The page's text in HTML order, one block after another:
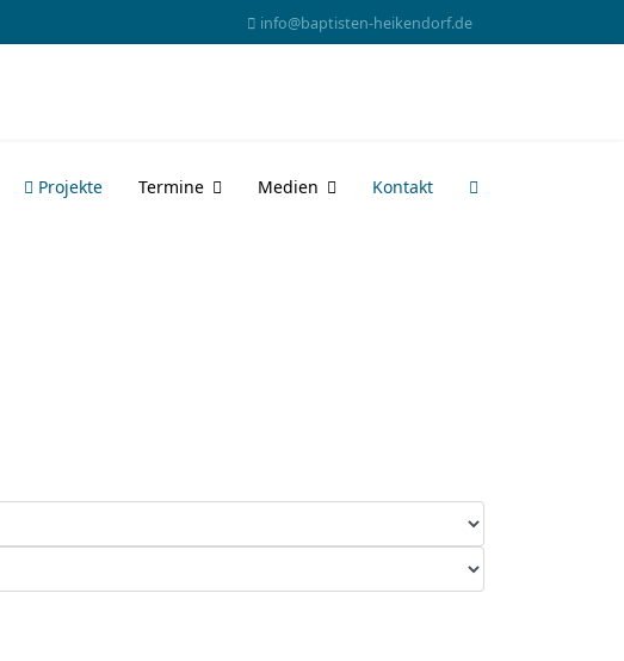
info@baptisten-heikendorf.de
Projekte Termine Medien Kontakt